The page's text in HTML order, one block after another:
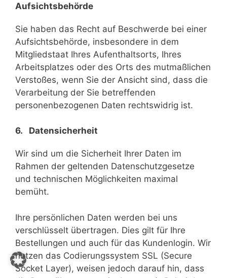
Aufsichtsbehörde
Sie haben das Recht auf Beschwerde bei einer
Aufsichtsbehörde, insbesondere in dem
Mitgliedstaat Ihres Aufenthaltsorts, Ihres
Arbeitsplatzes oder des Orts des mutmaßlichen
Verstoßes, wenn Sie der Ansicht sind, dass die
Verarbeitung der Sie betreffenden
personenbezogenen Daten rechtswidrig ist.
6. Datensicherheit
Wir sind um die Sicherheit Ihrer Daten im
Rahmen der geltenden Datenschutzgesetze
und technischen Möglichkeiten maximal
bemüht.
Ihre persönlichen Daten werden bei uns
verschlüsselt übertragen. Dies gilt für Ihre
Bestellungen und auch für das Kundenlogin. Wir
nutzen das Codierungssystem SSL (Secure
Socket Layer), weisen jedoch darauf hin, dass